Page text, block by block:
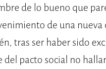
de lo bueno que
de una nueva
tras ser haber sido
del pacto social no